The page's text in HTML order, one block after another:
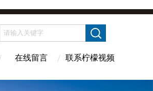
在线留言 联系柠檬视频